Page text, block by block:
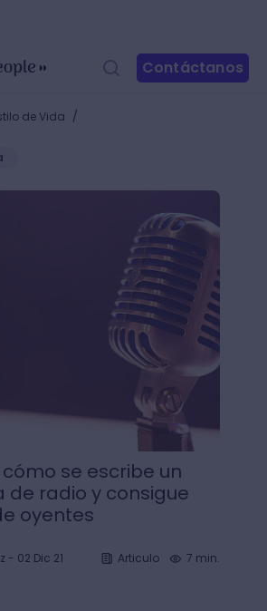
Contáctanos
de Vida /
se escribe un programa de radio y
se escribe un
de radio y consigue
oyentes
- 02 Dic 21 Articulo 7 min.